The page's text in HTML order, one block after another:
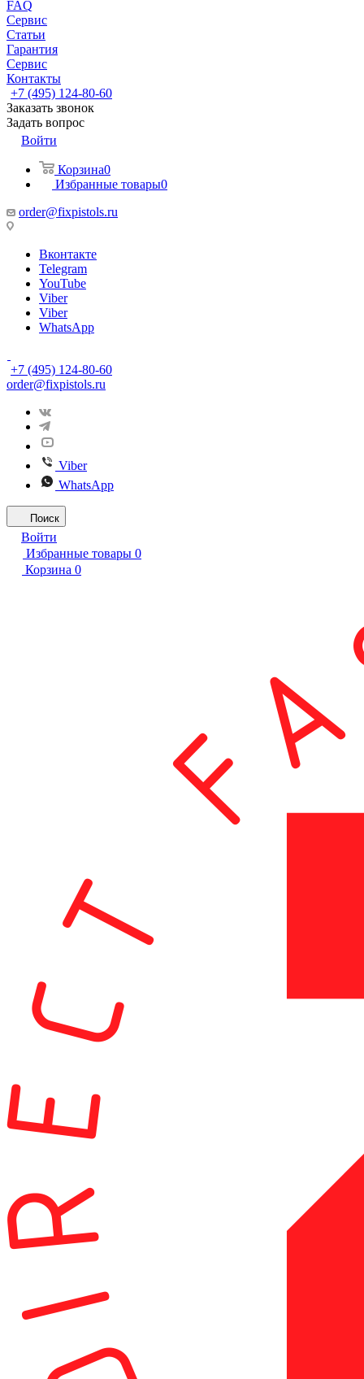
FAQ
Сервис
Статьи
Гарантия
Сервис
Контакты
+7 (495) 124-80-60
Заказать звонок
Задать вопрос
Войти
Корзина0
Избранные товары0
order@fixpistols.ru
Вконтакте
Telegram
YouTube
Viber
Viber
WhatsApp
+7 (495) 124-80-60
order@fixpistols.ru
Viber
WhatsApp
Поиск
Войти
Избранные товары 0
Корзина 0